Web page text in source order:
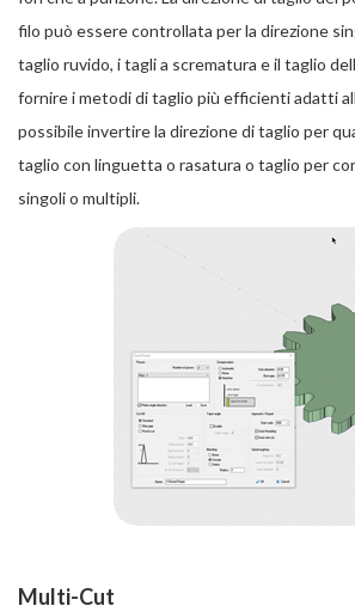
filo può essere controllata per la direzione
taglio ruvido, i tagli a scrematura e il taglio
fornire i metodi di taglio più efficienti adatti
possibile invertire la direzione di taglio per
taglio con linguetta o rasatura o taglio per
singoli o multipli.
Multi-Cut